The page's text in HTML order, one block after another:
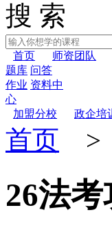
搜 索
首页 师资团队
题库 问答
作业 资料中
心
加盟分校
政企培
首页
26法